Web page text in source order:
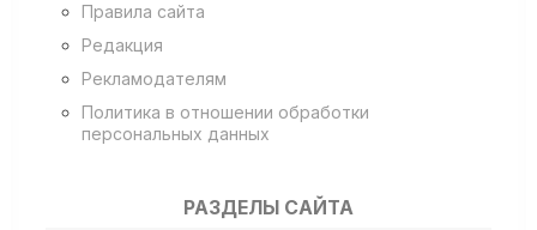
Правила сайта
Редакция
Рекламодателям
Политика в отношении обработки
персональных данных
РАЗДЕЛЫ САЙТА